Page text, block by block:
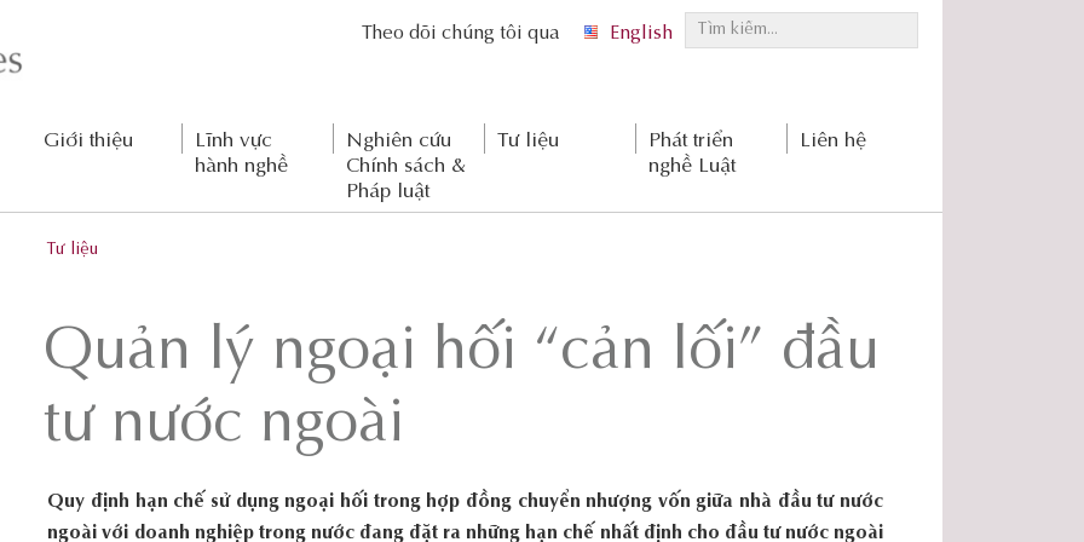
i
m
English
Theo dõi chúng tôi qua
Giới thiệu
Lĩnh vực
hành nghề
Nghiên cứu
Chính sách &
Pháp luật
Tư liệu
Phát triển
nghề Luật
Liên hệ
Tư liệu
Quản lý ngoại hối “cản lối” đầu
tư nước ngoài
Quy định hạn chế sử dụng ngoại hối trong hợp đồng chuyển nhượng vốn giữa nhà đầu tư nước
ngoài với doanh nghiệp trong nước đang đặt ra những hạn chế nhất định cho đầu tư nước ngoài